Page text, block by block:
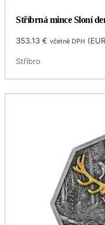
Stříbrná mince Sloní
353.13€ včetně DPH (
Stříbro